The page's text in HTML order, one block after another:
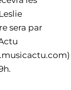
sera par